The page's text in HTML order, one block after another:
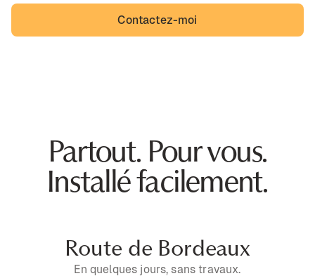
Contactez-moi
Partout. Pour vous.
Installé facilement.
Route de Bordeaux
En quelques jours, sans travaux.